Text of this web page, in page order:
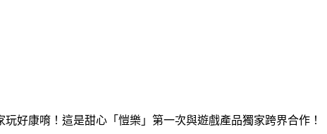
好康唷！這是甜心「愷樂」第一次與遊戲產品獨家跨界合作！